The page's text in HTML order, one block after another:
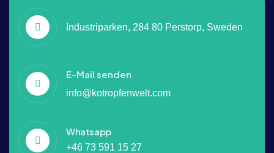
Industriparken, 284 80 Perstorp, Sweden
E-Mail senden
info@kotropfenwelt.com
Whatsapp
+46 73 591 15 27